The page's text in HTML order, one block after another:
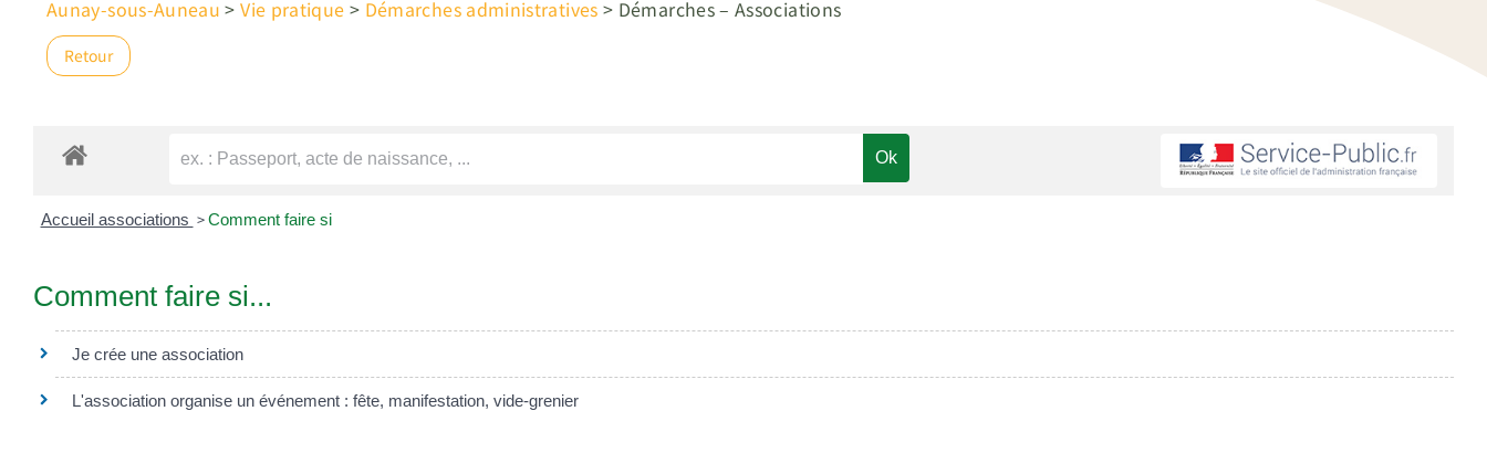
Aunay-sous-Auneau >Vie pratique > Démarches administratives > Démarches – Associations
Retour
Accueil associations > Comment faire si
Comment faire si...
Je crée une association
L'association organise un événement : fête, manifestation, vide-grenier